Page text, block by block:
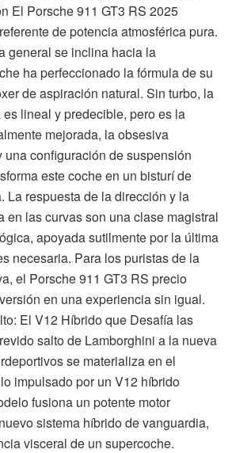
El Porsche 911 GT3 RS 2025
de potencia atmosférica pura.
general se inclina hacia la
ha perfeccionado la fórmula de su
de aspiración natural. Sin turbo, la
lineal y predecible, pero es la
mejorada, la obsesiva
una configuración de suspensión
este coche en un bisturí de
La respuesta de la dirección y la
en las curvas son una clase magistral
apoyada sutilmente por la última
necesaria. Para los puristas de la
el Porsche 911 GT3 RS precio
en una experiencia sin igual.
El V12 Híbrido que Desafía las
salto de Lamborghini a la nueva
se materializa en el
impulsado por un V12 híbrido
fusiona un potente motor
sistema híbrido de vanguardia,
visceral de un supercoche.